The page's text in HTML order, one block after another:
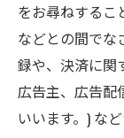
をお尋ねするこ
などとの間でな
録や、決済に関
広告主、広告配
いいます。) な